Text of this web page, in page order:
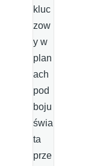
kluc
zow
y w
plan
ach
pod
boju
świa
ta
prze